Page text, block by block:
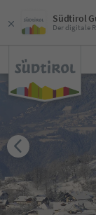
Südtirol
Der digitale